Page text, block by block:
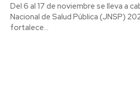
Del 6 al 17 de noviembre se lleva a
Nacional de Salud Pública (JNSP)
fortalece...